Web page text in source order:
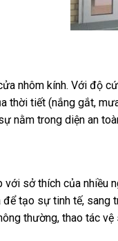
nhôm kính. Với độ
thời tiết (nắng gắt,
nằm trong diện an
với sở thích của nhiều
tạo sự tinh tế, sang
thường, thao tác